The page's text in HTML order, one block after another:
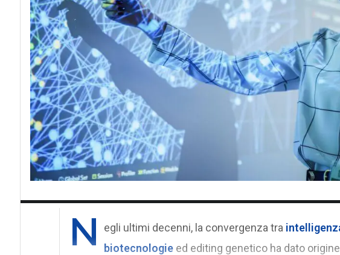
N egli ultimi decenni, la convergenza tra
biotecnologieed editing genetico ha dato